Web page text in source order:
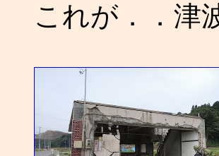
これが．．津